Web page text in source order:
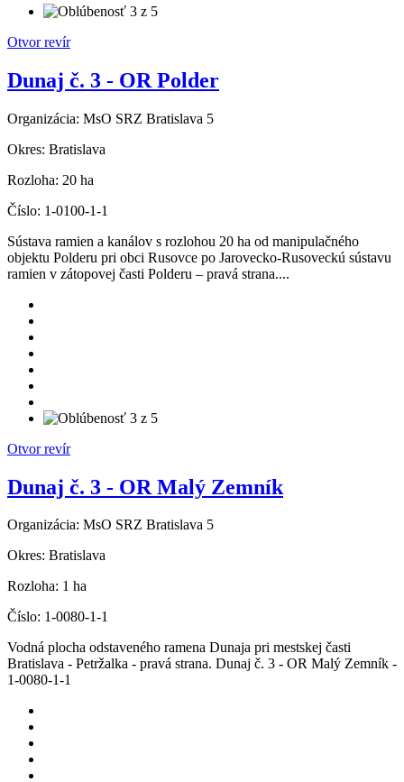
Otvor revír
Dunaj č. 3 - OR Polder
Organizácia: MsO SRZ Bratislava 5
Okres: Bratislava
Rozloha: 20 ha
Číslo: 1-0100-1-1
Sústava ramien a kanálov s rozlohou 20 ha od manipulačného
objektu Polderu pri obci Rusovce po Jarovecko-Rusoveckú sústavu
ramien v zátopovej časti Polderu – pravá strana....
Otvor revír
Dunaj č. 3 - OR Malý Zemník
Organizácia: MsO SRZ Bratislava 5
Okres: Bratislava
Rozloha: 1 ha
Číslo: 1-0080-1-1
Vodná plocha odstaveného ramena Dunaja pri mestskej časti
Bratislava - Petržalka - pravá strana. Dunaj č. 3 - OR Malý Zemník -
1-0080-1-1